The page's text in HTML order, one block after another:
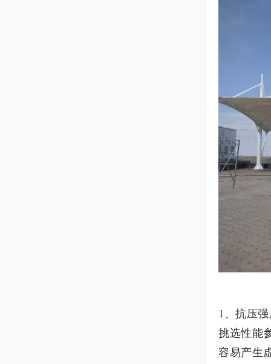
1、抗压
挑选性能
容易产生